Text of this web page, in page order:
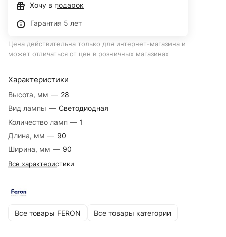
Характеристики
Высота, мм — 28
Вид лампы — Светодиодная
Количество ламп — 1
Длина, мм — 90
Ширина, мм — 90
Все характеристики
Все товары FERON Все товары категории
Хочу в подарок
Гарантия 5 лет
Цена действительна только для интернет-магазина и
может отличаться от цен в розничных магазинах